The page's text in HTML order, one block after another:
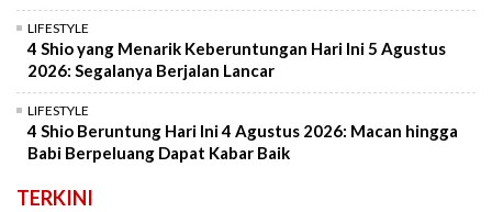
LIFESTYLE
4 Shio yang Menarik Keberuntungan Hari Ini 5 Agustus
2026: Segalanya Berjalan Lancar
LIFESTYLE
4 Shio Beruntung Hari Ini 4 Agustus 2026: Macan hingga
Babi Berpeluang Dapat Kabar Baik
TERKINI